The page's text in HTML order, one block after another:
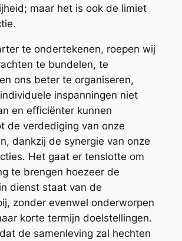
maar het is ook de limiet
te ondertekenen, roepen wij
te bundelen, te
ons beter te organiseren,
inspanningen niet
en efficiënter kunnen
de verdediging van onze
dankzij de synergie van onze
Het gaat er tenslotte om
te brengen hoezeer de
dienst staat van de
zonder evenwel onderworpen
korte termijn doelstellingen.
de samenleving zal hechten